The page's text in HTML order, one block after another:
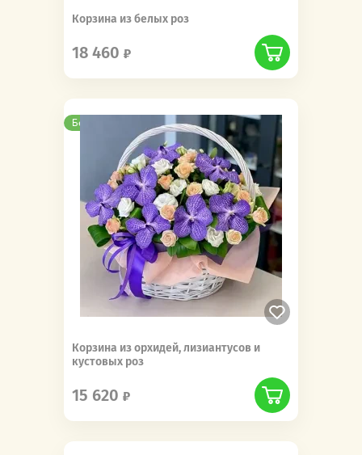
Корзина из белых роз
18 460
Бесплатная доставка
Корзина из орхидей, лизиантусов и
кустовых роз
15 620